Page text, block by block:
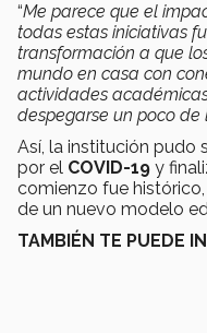
“Me parece que el
todas estas iniciativas
transformación a que
mundo en casa con
actividades
despegarse un poco
Así, la institución pudo
por el COVID-19 y
comienzo fue
de un nuevo modelo
TAMBIÉN TE PUEDE